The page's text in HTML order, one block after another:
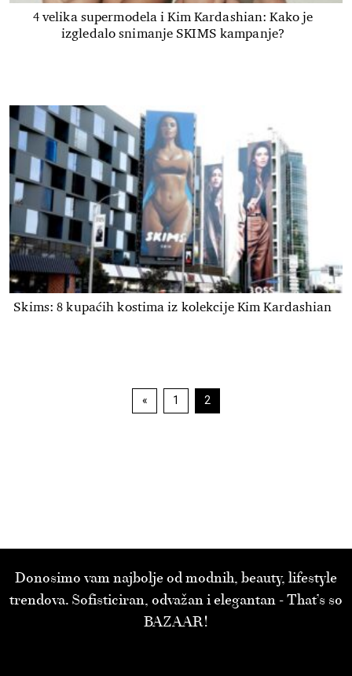
4 velika supermodela i Kim Kardashian: Kako je
izgledalo snimanje SKIMS kampanje?
Skims: 8 kupaćih kostima iz kolekcije Kim Kardashian
«
Strana
1
Strana
2
Donosimo vam najbolje od modnih, beauty, lifestyle
trendova. Sofisticiran, odvažan i elegantan - That’s so
BAZAAR!